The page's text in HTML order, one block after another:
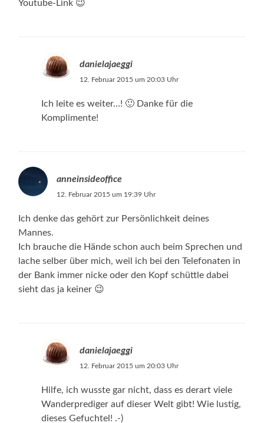
Youtube-Link 😉
danielajaeggi
12. Februar 2015 um 20:03 Uhr
Ich leite es weiter…! 🙂 Danke für die
Komplimente!
anneinsideoffice
12. Februar 2015 um 19:39 Uhr
Ich denke das gehört zur Persönlichkeit deines
Mannes.
Ich brauche die Hände schon auch beim Sprechen und
lache selber über mich, weil ich bei den Telefonaten in
der Bank immer nicke oder den Kopf schüttle dabei
sieht das ja keiner 😉
danielajaeggi
12. Februar 2015 um 20:03 Uhr
Hilfe, ich wusste gar nicht, dass es derart viele
Wanderprediger auf dieser Welt gibt! Wie lustig,
dieses Gefuchtel! .-)